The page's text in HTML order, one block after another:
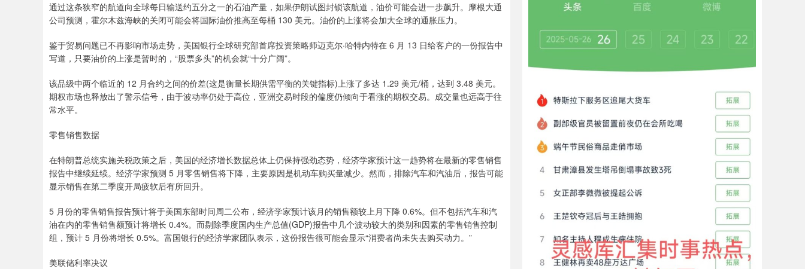
通过这条狭窄的航道向全球每日输送约五分之一的石油产量，如果伊朗试图封锁该航道，油价可能会进一步飙升。摩根大通
公司预测，霍尔木兹海峡的关闭可能会将国际油价推高至每桶 130 美元。油价的上涨将会加大全球的通胀压力。
鉴于贸易问题已不再影响市场走势，美国银行全球研究部首席投资策略师迈克尔·哈特内特在 6 月 13 日给客户的一份报告中
写道，只要油价的上涨是暂时的，“股票多头”的机会就“十分广阔”。
该品级中两个临近的 12 月合约之间的价差(这是衡量长期供需平衡的关键指标)上涨了多达 1.29 美元/桶，达到 3.48 美元。
期权市场也释放出了警示信号，由于波动率仍处于高位，亚洲交易时段的偏度仍倾向于看涨的期权交易。成交量也远高于往
常水平。
零售销售数据
在特朗普总统实施关税政策之后，美国的经济增长数据总体上仍保持强劲态势，经济学家预计这一趋势将在最新的零售销售
报告中继续延续。经济学家预测 5 月零售销售将下降，主要原因是机动车购买量减少。然而，排除汽车和汽油后，报告可能
显示销售在第二季度开局疲软后有所回升。
5 月份的零售销售报告预计将于美国东部时间周二公布，经济学家预计该月的销售额较上月下降 0.6%。但不包括汽车和汽
油在内的零售销售额预计将增长 0.4%。而剔除季度国内生产总值(GDP)报告中几个波动较大的类别和因素的零售销售控制
组，预计 5 月份将增长 0.5%。富国银行的经济学家团队表示，这份报告很可能会显示“消费者尚未失去购买动力。”
美联储利率决议